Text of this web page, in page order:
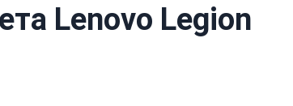
Lenovo Legion